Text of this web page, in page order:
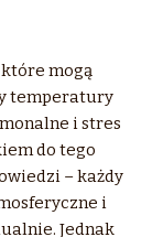
mogą
temperatury
i stres
do tego
– każdy
i
Jednak